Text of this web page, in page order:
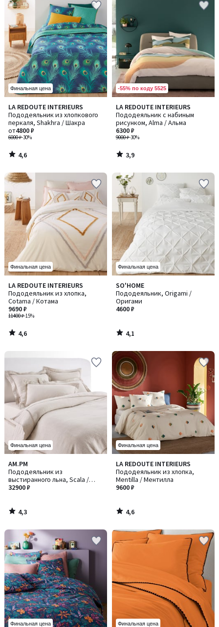
Финальная цена
LA REDOUTE INTERIEURS
Пододеяльник из хлопкового
перкаля, Shakhra / Шакра
6000 ₽-30%
от4800 ₽
4,6
/ 5
4,6
/
-55% по коду 5525
LA REDOUTE INTERIEURS
Пододеяльник с набиным
рисунком, Alma / Альма
9000 ₽-30%
6300 ₽
3,9
/ 5
3,9
/
Финальная цена
LA REDOUTE INTERIEURS
Пододеяльник из хлопка,
Cotama / Котама
11400 ₽-15%
9690 ₽
4,6
/ 5
4,6
/
Финальная цена
SO'HOME
Пододеяльник, Origami /
Оригами
4600 ₽
4,1
/ 5
4,1
/
Финальная цена
AM.PM
Пододеяльник из
выстиранного льна, Scala /
Скала
32900 ₽
4,3
/ 5
4,3
/
Финальная цена
LA REDOUTE INTERIEURS
Пододеяльник из хлопка,
Mentilla / Ментилла
9600 ₽
4,6
/ 5
4,6
/
Финальная цена Финальная цена